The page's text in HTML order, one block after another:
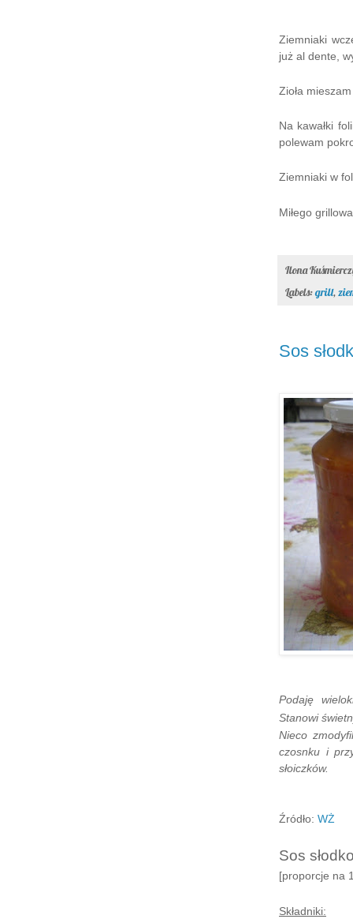
Ziemniaki
już al dente,
Zioła
Na kawałki
polewam
Ziemniaki w
Miłego
Ilona
Labels:grill,
Sos
Podaję
Stanowi
Nieco
czosnku i
słoiczków.
Źródło: WŻ
Sos
[proporcje na
Składniki: